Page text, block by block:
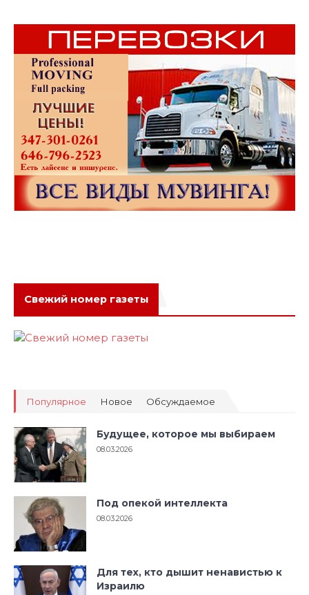
Свежий номер газеты
Популярное Новое Обсуждаемое
Будущее, которое мы выбираем
08.03.2026
Под опекой интеллекта
08.03.2026
Для тех, кто дышит ненавистью к
Израилю